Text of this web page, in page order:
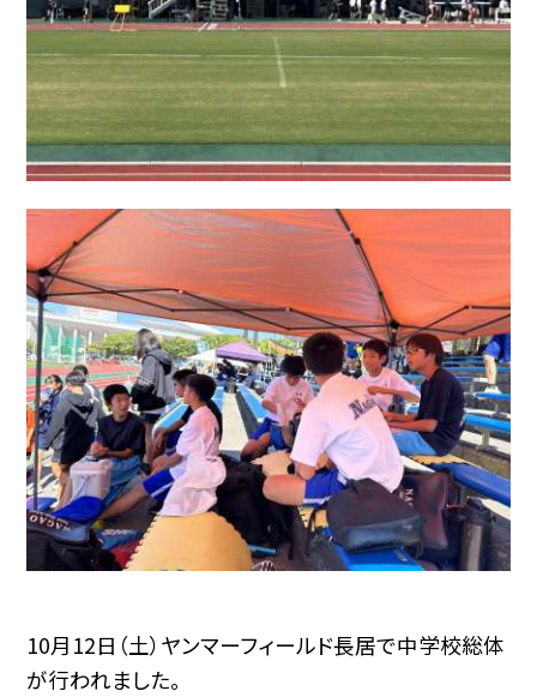
10月12日（土）ヤンマーフィールド長居で中学校総体
が行われました。